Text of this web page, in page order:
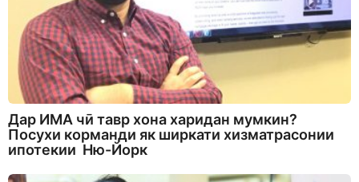
Дар ИМА чӣ тавр хона харидан мумкин?
Посухи корманди як ширкати хизматрасонии
ипотекии Ню-Йорк